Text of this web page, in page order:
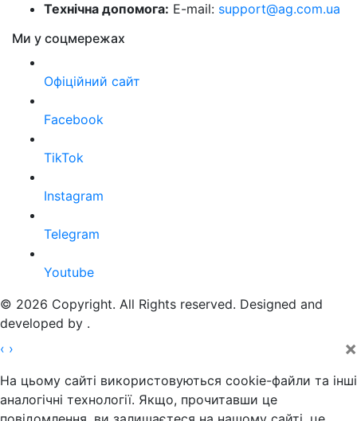
Технічна допомога: E-mail: support@ag.com.ua
Ми у соцмережах
Офіційний сайт
Facebook
TikTok
Instagram
Telegram
Youtube
© 2026 Copyright. All Rights reserved. Designed and
developed by .
‹ › ×
На цьому сайті використовуються cookie-файли та інші
аналогічні технології. Якщо, прочитавши це